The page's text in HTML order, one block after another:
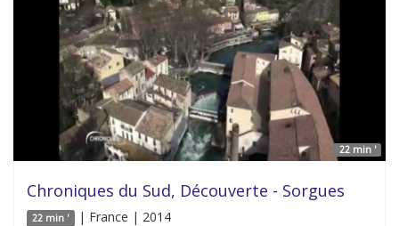
22 min '
Chroniques du Sud, Découverte - Sorgues
22 min ' | France | 2014